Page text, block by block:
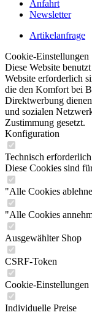
Anfahrt
Newsletter
Artikelanfrage
Cookie-Einstellungen
Diese Website
Website erforderlich
die den Komfort bei
Direktwerbung
und sozialen
Zustimmung gesetzt.
Konfiguration
Technisch erforderlich
Diese Cookies sind
"Alle Cookies
"Alle Cookies
Ausgewählter Shop
CSRF-Token
Cookie-Einstellungen
Individuelle Preise